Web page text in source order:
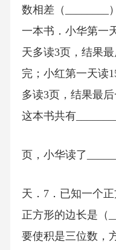
数相差（________
一本书．小华第一
天多读3页，结果
完；小红第一天读
多读3页，结果最
这本书共有________
页，小华读了
天．7．已知一个
正方形的边长是（
要使积是三位数，